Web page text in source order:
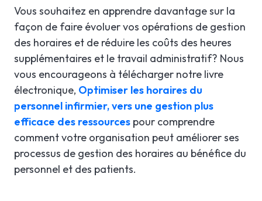
Vous souhaitez en apprendre davantage sur la
façon de faire évoluer vos opérations de gestion
des horaires et de réduire les coûts des heures
supplémentaires et le travail administratif? Nous
vous encourageons à télécharger notre livre
électronique, Optimiser les horaires du
personnel infirmier, vers une gestion plus
efficace des ressources pour comprendre
comment votre organisation peut améliorer ses
processus de gestion des horaires au bénéfice du
personnel et des patients.